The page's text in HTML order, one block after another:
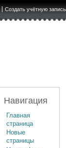
Создать учётную запись
Навигация
Главная
страница
Новые
страницы